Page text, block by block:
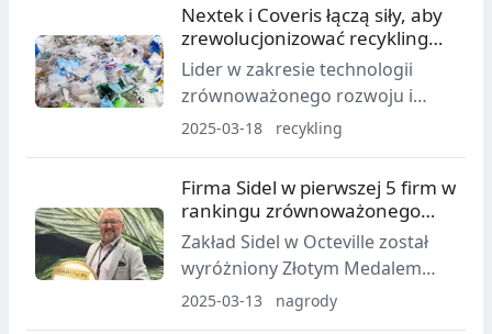
w przyszłym tygodniu w RAI
Amsterdam, w dniach 1–2
kwietnia.
Nextek i Coveris łączą siły, aby
zrewolucjonizować recykling
mechaniczny do produkcji folii
Lider w zakresie technologii
zrównoważonego rozwoju i
ekspert w temacie elastycznych
współpracy w celu transformacji
recyklingu mechanicznego folii
elastycznych.
2025-03-18 recykling
Firma Sidel w pierwszej 5 firm w
rankingu zrównoważonego
rozwoju EcoVadis
Zakład Sidel w Octeville został
wyróżniony Złotym Medalem
przez ekspertów ds.
2025-03-13 nagrody